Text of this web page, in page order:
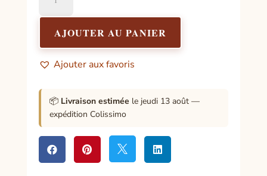
Secrets
d'anges
AJOUTER AU PANIER
Ajouter aux favoris
📦 Livraison estimée le jeudi 13 août —
expédition Colissimo
   